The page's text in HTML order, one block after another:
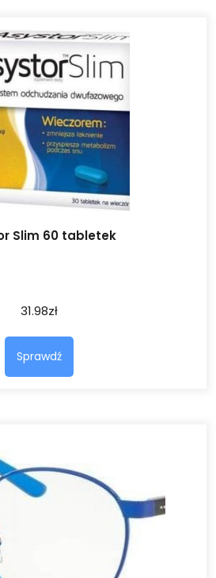
Slim 60 tabletek
31.98zł
Sprawdź